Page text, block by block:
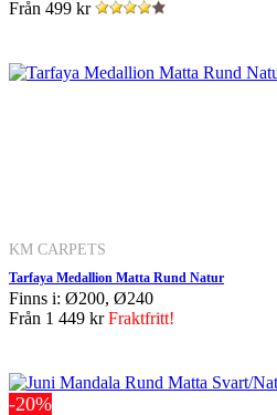
Från 499 kr
KM CARPETS
Tarfaya Medallion Matta Rund Natur
Finns i: Ø200, Ø240
Från 1 449 krFraktfritt!
-20%